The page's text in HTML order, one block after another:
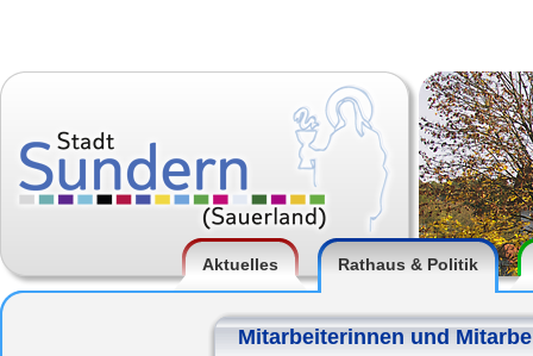
Aktuelles Rathaus & Politik
Mitarbeiterinnen und